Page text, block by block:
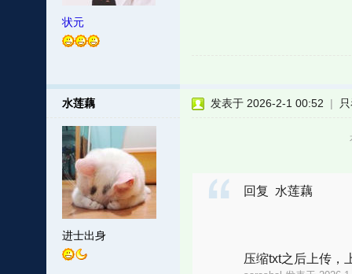
状元
水莲藕
进士出身
发表于 2026-2-1 00:52 |
回复 水莲藕
压缩txt之后上传，